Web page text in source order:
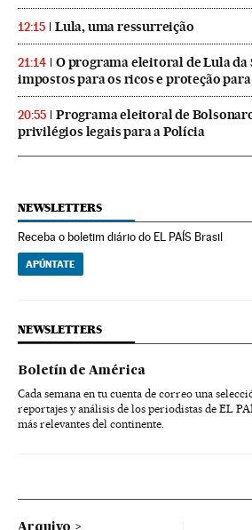
12:15 Lula, uma ressurreição
21:14
O programa eleitoral de Lula da
impostos para os ricos e proteção
20:55
Programa eleitoral de
privilégios legais para a Polícia
NEWSLETTERS
Receba o boletim diário do EL PAÍS Brasil
APÚNTATE
NEWSLETTERS
Boletín de América
Cada semana en tu cuenta de correo una
reportajes y análisis de los periodistas de EL
más relevantes del continente.
Arquivo